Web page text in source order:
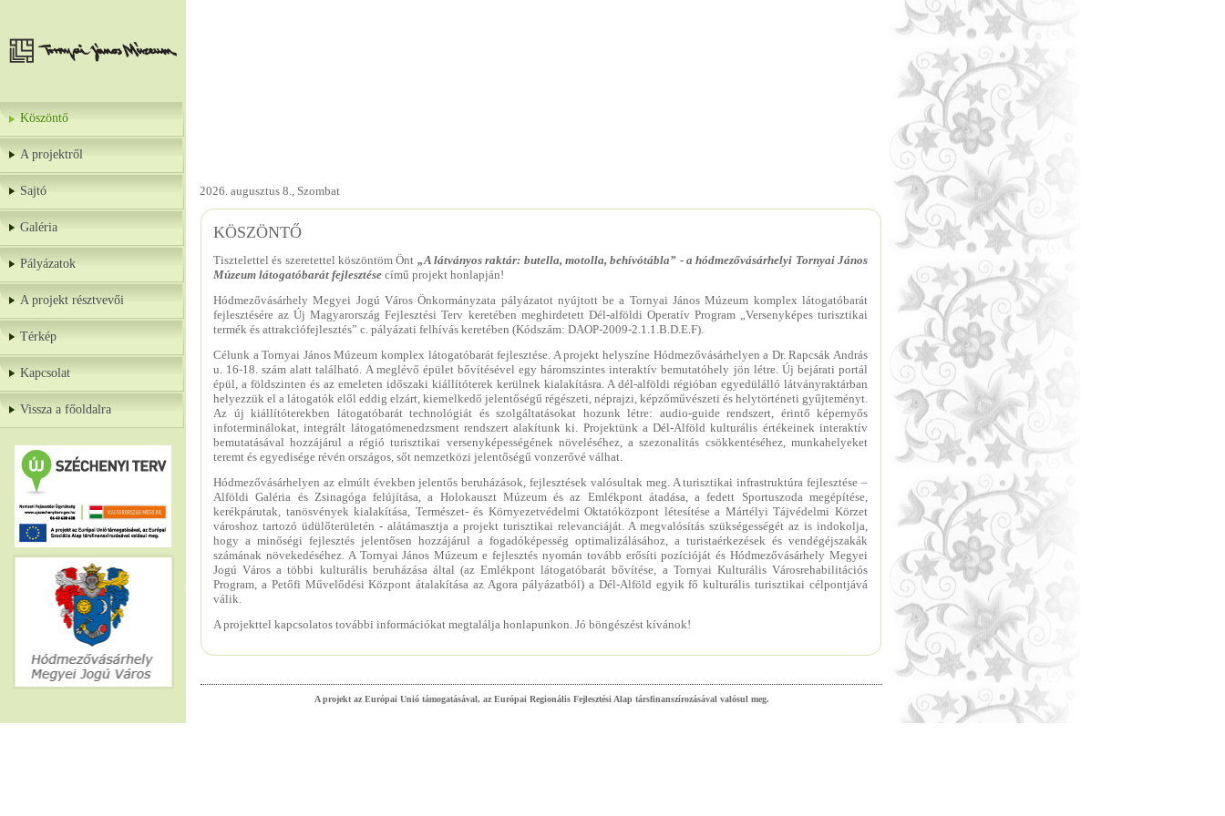
Köszöntő
A projektről
Sajtó
Galéria
Pályázatok
A projekt résztvevői
Térkép
Kapcsolat
Vissza a főoldalra
2026. augusztus 8., Szombat
KÖSZÖNTŐ
Tisztelettel és szeretettel köszöntöm Önt „A látványos raktár: butella, motolla, behívótábla” - a hódmezővásárhelyi Tornyai János
Múzeum látogatóbarát fejlesztése című projekt honlapján!
Hódmezővásárhely Megyei Jogú Város Önkormányzata pályázatot nyújtott be a Tornyai János Múzeum komplex látogatóbarát
fejlesztésére az Új Magyarország Fejlesztési Terv keretében meghirdetett Dél-alföldi Operatív Program „Versenyképes turisztikai
termék és attrakciófejlesztés” c. pályázati felhívás keretében (Kódszám: DAOP-2009-2.1.1.B.D.E.F).
Célunk a Tornyai János Múzeum komplex látogatóbarát fejlesztése. A projekt helyszíne Hódmezővásárhelyen a Dr. Rapcsák András
u. 16-18. szám alatt található. A meglévő épület bővítésével egy háromszintes interaktív bemutatóhely jön létre. Új bejárati portál
épül, a földszinten és az emeleten időszaki kiállítóterek kerülnek kialakításra. A dél-alföldi régióban egyedülálló látványraktárban
helyezzük el a látogatók elől eddig elzárt, kiemelkedő jelentőségű régészeti, néprajzi, képzőművészeti és helytörténeti gyűjteményt.
Az új kiállítóterekben látogatóbarát technológiát és szolgáltatásokat hozunk létre: audio-guide rendszert, érintő képernyős
infoterminálokat, integrált látogatómenedzsment rendszert alakítunk ki. Projektünk a Dél-Alföld kulturális értékeinek interaktív
bemutatásával hozzájárul a régió turisztikai versenyképességének növeléséhez, a szezonalitás csökkentéséhez, munkahelyeket
teremt és egyedisége révén országos, sőt nemzetközi jelentőségű vonzerővé válhat.
Hódmezővásárhelyen az elmúlt években jelentős beruházások, fejlesztések valósultak meg. A turisztikai infrastruktúra fejlesztése –
Alföldi Galéria és Zsinagóga felújítása, a Holokauszt Múzeum és az Emlékpont átadása, a fedett Sportuszoda megépítése,
kerékpárutak, tanösvények kialakítása, Természet- és Környezetvédelmi Oktatóközpont létesítése a Mártélyi Tájvédelmi Körzet
városhoz tartozó üdülőterületén - alátámasztja a projekt turisztikai relevanciáját. A megvalósítás szükségességét az is indokolja,
hogy a minőségi fejlesztés jelentősen hozzájárul a fogadóképesség optimalizálásához, a turistaérkezések és vendégéjszakák
számának növekedéséhez. A Tornyai János Múzeum e fejlesztés nyomán tovább erősíti pozícióját és Hódmezővásárhely Megyei
Jogú Város a többi kulturális beruházása által (az Emlékpont látogatóbarát bővítése, a Tornyai Kulturális Városrehabilitációs
Program, a Petőfi Művelődési Központ átalakítása az Agora pályázatból) a Dél-Alföld egyik fő kulturális turisztikai célpontjává
válik.
A projekttel kapcsolatos további információkat megtalálja honlapunkon. Jó böngészést kívánok!
A projekt az Európai Unió támogatásával, az Európai Regionális Fejlesztési Alap társfinanszírozásával valósul meg.